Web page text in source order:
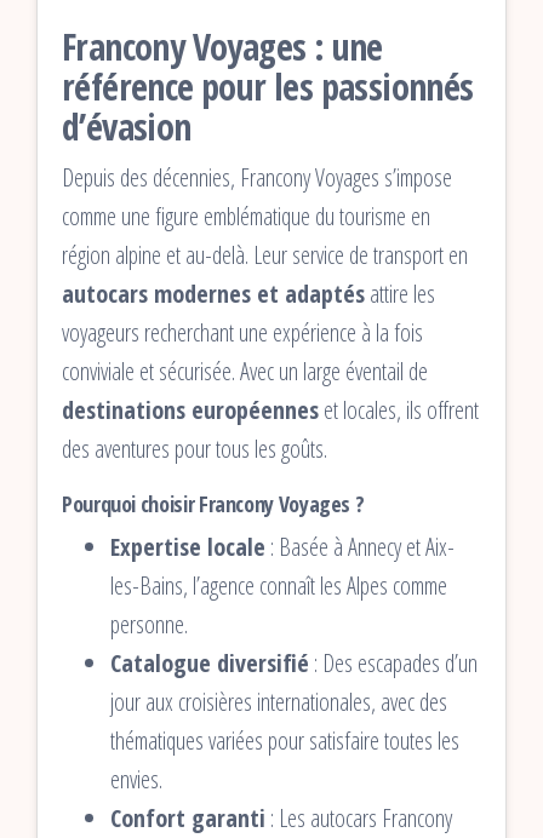
Francony Voyages : une
référence pour les passionnés
d’évasion
Depuis des décennies, Francony Voyages s’impose
comme une figure emblématique du tourisme en
région alpine et au-delà. Leur service de transport en
autocars modernes et adaptésattire les
voyageurs recherchant une expérience à la fois
conviviale et sécurisée. Avec un large éventail de
destinations européenneset locales, ils offrent
des aventures pour tous les goûts.
Pourquoi choisir Francony Voyages ?
Expertise locale : Basée à Annecy et Aix-
les-Bains, l’agence connaît les Alpes comme
personne.
Catalogue diversifié : Des escapades d’un
jour aux croisières internationales, avec des
thématiques variées pour satisfaire toutes les
envies.
Confort garanti : Les autocars Francony